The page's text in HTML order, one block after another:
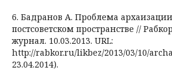
6. Бадранов А. Проблема
постсоветском пространстве //
журнал. 10.03.2013. URL:
http://rabkor.ru/likbez/2013/03/10/
23.04.2014).